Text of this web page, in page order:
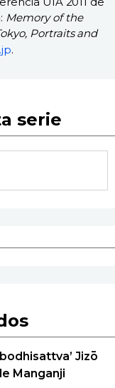
Memory of the
Portraits and
.
serie
Jizō
Manganji